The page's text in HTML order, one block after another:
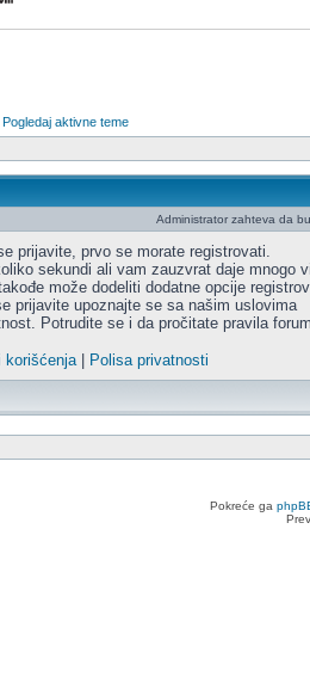
Pogledaj aktivne teme
Administrator zahteva da
prijavite, prvo se morate registrovati.
sekundi ali vam zauzvrat daje mnogo
može dodeliti dodatne opcije
prijavite upoznajte se sa našim uslovima
Potrudite se i da pročitate pravila
korišćenja| Polisa privatnosti
Pokreće ga